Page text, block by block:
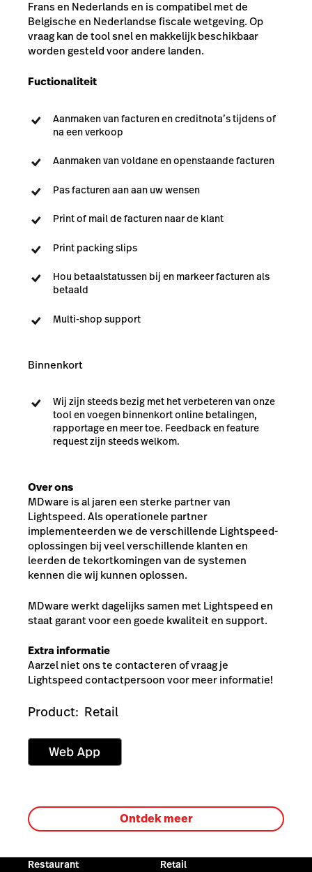
Frans en Nederlands en is compatibel met de
Belgische en Nederlandse fiscale wetgeving. Op
vraag kan de tool snel en makkelijk beschikbaar
worden gesteld voor andere landen.
Fuctionaliteit
Aanmaken van facturen en creditnota’s tijdens of
na een verkoop
Aanmaken van voldane en openstaande facturen
Pas facturen aan aan uw wensen
Print of mail de facturen naar de klant
Print packing slips
Hou betaalstatussen bij en markeer facturen als
betaald
Multi-shop support
Binnenkort
Wij zijn steeds bezig met het verbeteren van onze
tool en voegen binnenkort online betalingen,
rapportage en meer toe. Feedback en feature
request zijn steeds welkom.
Over ons
MDware is al jaren een sterke partner van
Lightspeed. Als operationele partner
implementeerden we de verschillende Lightspeed-
oplossingen bij veel verschillende klanten en
leerden de tekortkomingen van de systemen
kennen die wij kunnen oplossen.
MDware werkt dagelijks samen met Lightspeed en
staat garant voor een goede kwaliteit en support.
Extra informatie
Aarzel niet ons te contacteren of vraag je
Lightspeed contactpersoon voor meer informatie!
Product: Retail
Ontdek meer
Restaurant Retail